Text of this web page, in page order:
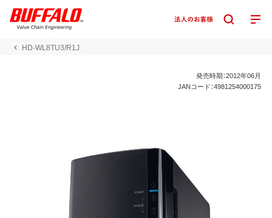
HD-WL8TU3/R1J
発売時期：2012年06月
JANコード：4981254000175